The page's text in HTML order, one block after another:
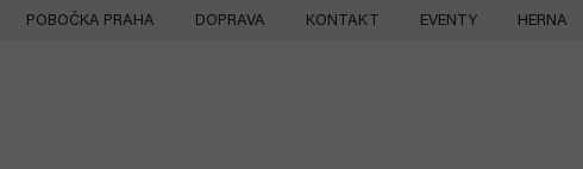
Přejít
POBOČKA PRAHA DOPRAVA KONTAKT EVENTY HERNA